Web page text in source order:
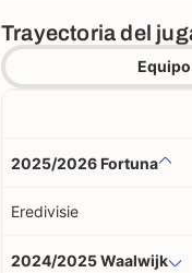
Trayectoria del
Equipo
2025/2026 Fortuna
Eredivisie
2024/2025 Waalwijk